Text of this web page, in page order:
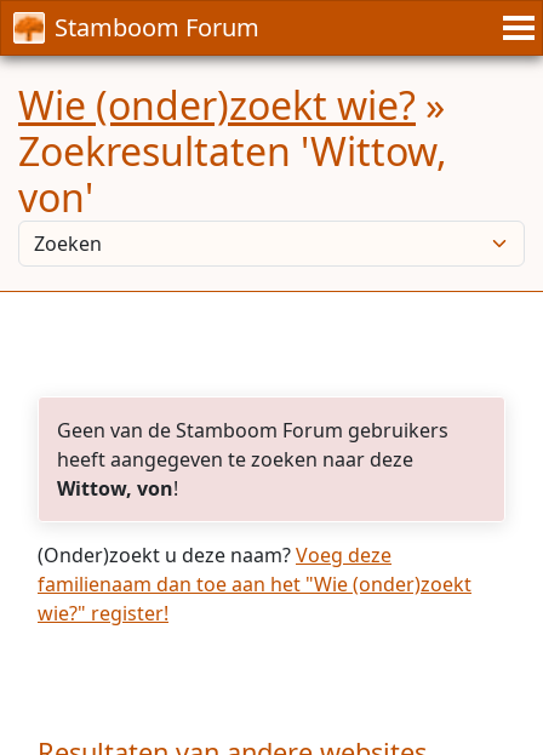
Stamboom Forum
Wie (onder)zoekt wie? »
Zoekresultaten 'Wittow,
von'
Geen van de Stamboom Forum gebruikers
heeft aangegeven te zoeken naar deze
Wittow, von!
(Onder)zoekt u deze naam?Voeg deze
familienaam dan toe aan het "Wie (onder)zoekt
wie?" register!